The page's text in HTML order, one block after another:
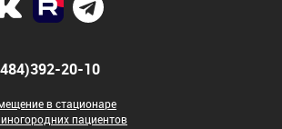
20-10
в стационаре
пациентов